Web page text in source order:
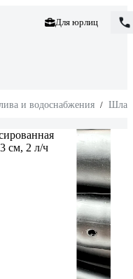
Для юрлиц
и водоснабжения /